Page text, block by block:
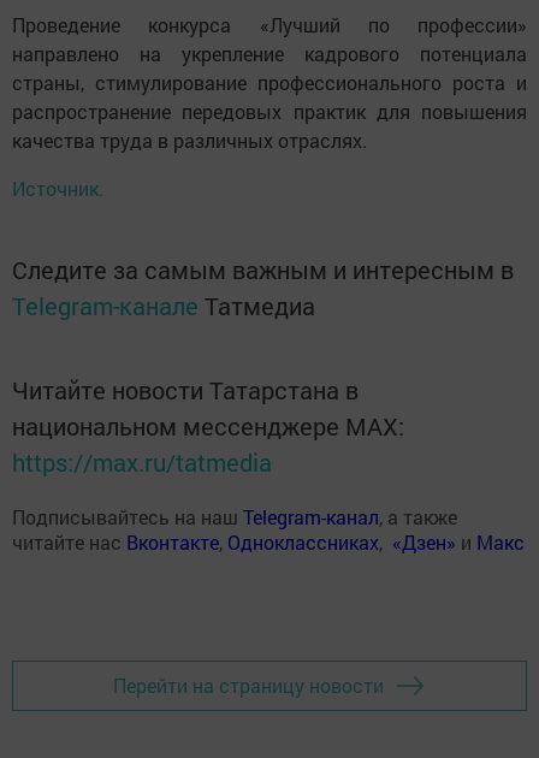
Проведение конкурса «Лучший по профессии»
направлено на укрепление кадрового потенциала
страны, стимулирование профессионального роста и
распространение передовых практик для повышения
качества труда в различных отраслях.
Источник.
Следите за самым важным и интересным в
Telegram-канале Татмедиа
Читайте новости Татарстана в
национальном мессенджере MАХ:
https://max.ru/tatmedia
Подписывайтесь на наш Telegram-канал, а также
читайте нас Вконтакте, Одноклассниках, «Дзен» и Макс
Перейти на страницу новости